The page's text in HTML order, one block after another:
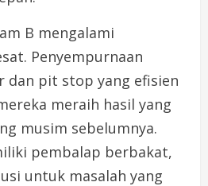
B mengalami
Penyempurnaan
dan pit stop yang efisien
meraih hasil yang
musim sebelumnya.
pembalap berbakat,
untuk masalah yang